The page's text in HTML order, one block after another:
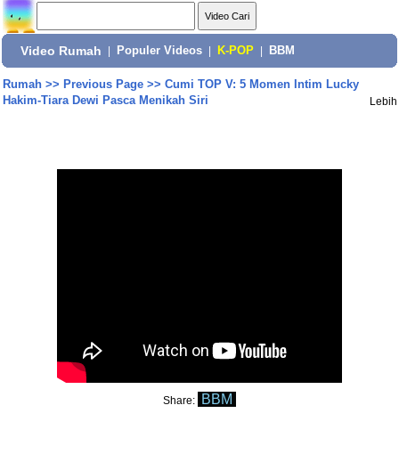
Video Rumah Populer Videos K-POP BBM
Rumah>> Previous Page>> Cumi TOP V: 5 Momen Intim Lucky
Hakim-Tiara Dewi Pasca Menikah Siri
Lebih
Share: BBM